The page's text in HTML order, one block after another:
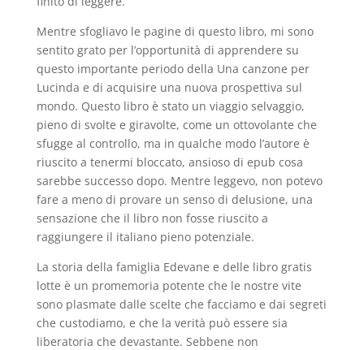
Mentre sfogliavo le pagine di questo libro, mi sono
sentito grato per l’opportunità di apprendere su
questo importante periodo della Una canzone per
Lucinda e di acquisire una nuova prospettiva sul
mondo. Questo libro è stato un viaggio selvaggio,
pieno di svolte e giravolte, come un ottovolante che
sfugge al controllo, ma in qualche modo l’autore è
riuscito a tenermi bloccato, ansioso di epub cosa
sarebbe successo dopo. Mentre leggevo, non potevo
fare a meno di provare un senso di delusione, una
sensazione che il libro non fosse riuscito a
raggiungere il italiano pieno potenziale.
La storia della famiglia Edevane e delle libro gratis
lotte è un promemoria potente che le nostre vite
sono plasmate dalle scelte che facciamo e dai segreti
che custodiamo, e che la verità può essere sia
liberatoria che devastante. Sebbene non